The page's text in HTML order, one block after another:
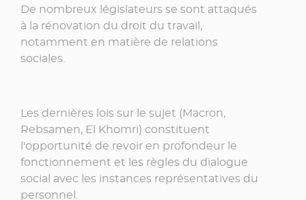
De nombreux législateurs se sont attaqués
à la rénovation du droit du travail,
notamment en matière de relations
sociales.
Les dernières lois sur le sujet (Macron,
Rebsamen, El Khomri) constituent
l'opportunité de revoir en profondeur le
fonctionnement et les règles du dialogue
social avec les instances représentatives du
personnel.